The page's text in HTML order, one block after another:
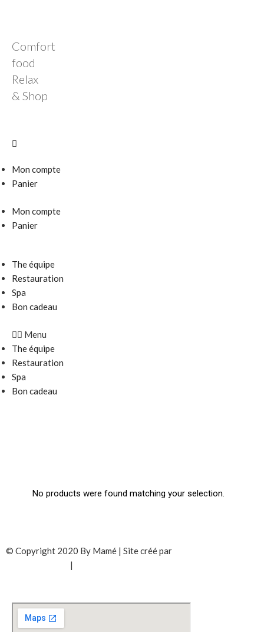
Comfort
food
Relax
& Shop
Mon compte
Panier
Mon compte
Panier
The équipe
Restauration
Spa
Bon cadeau
Menu
The équipe
Restauration
Spa
Bon cadeau
No products were found matching your selection.
© Copyright 2020 By Mamé | Site créé par
|